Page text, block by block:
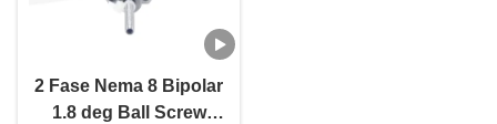
2 Fase Nema 8 Bipolar
1.8 deg Ball Screw